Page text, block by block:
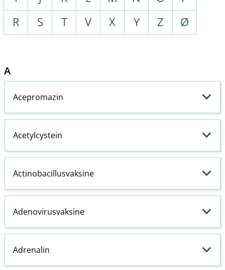
R
S T V X Y Z Ø
A
Acepromazin
Acetylcystein
Actinobacillusvaksine
Adenovirusvaksine
Adrenalin